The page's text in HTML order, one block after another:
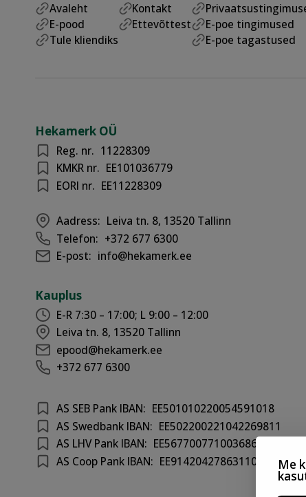
Me
Avaleht
E-pood
Tule kliendiks
Kontakt
Ettevõttest
E-poe tingimused
E-poe tagastused
Hekamerk OÜ
Reg. nr. 11228309
KMKR nr. EE101036779
EORI nr. EE11228309
Aadress: Leiva tn. 8, 13520 Tallinn
Telefon: +372 677 6300
E-post: info@hekamerk.ee
Kauplus
E-R 7:30 – 17:00; L 9:00 – 12:00
Leiva tn. 8, 13520 Tallinn
epood@hekamerk.ee
+372 677 6300
AS SEB Pank IBAN: EE501010220054591018
AS Swedbank IBAN: EE502200221042269811
AS LHV Pank IBAN: EE567700771003686417
AS Coop Pank IBAN: EE914204278631100301